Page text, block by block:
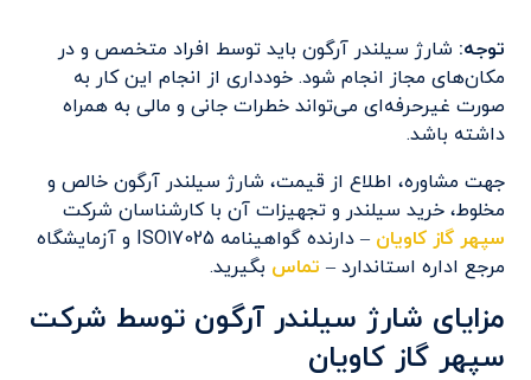
توجه: شارژ سیلندر آرگون باید توسط افراد متخصص و در
مکان‌های مجاز انجام شود. خودداری از انجام این کار به
صورت غیرحرفه‌ای می‌تواند خطرات جانی و مالی به همراه
داشته باشد.
جهت مشاوره، اطلاع از قیمت، شارژ سیلندر آرگون خالص و
مخلوط، خرید سیلندر و تجهیزات آن با کارشناسان شرکت
سپهر گاز کاویان
– دارنده گواهینامه ISO17025 و آزمایشگاه
مرجع اداره استاندارد – تماس بگیرید.
مزایای شارژ سیلندر آرگون توسط شرکت‌
سپهر گاز کاویان